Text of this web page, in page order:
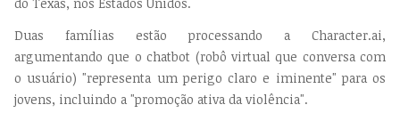
Duas famílias estão processando a Character.ai,
argumentando que o chatbot (robô virtual que conversa com
o usuário) "representa um perigo claro e iminente" para os
jovens, incluindo a "promoção ativa da violência".